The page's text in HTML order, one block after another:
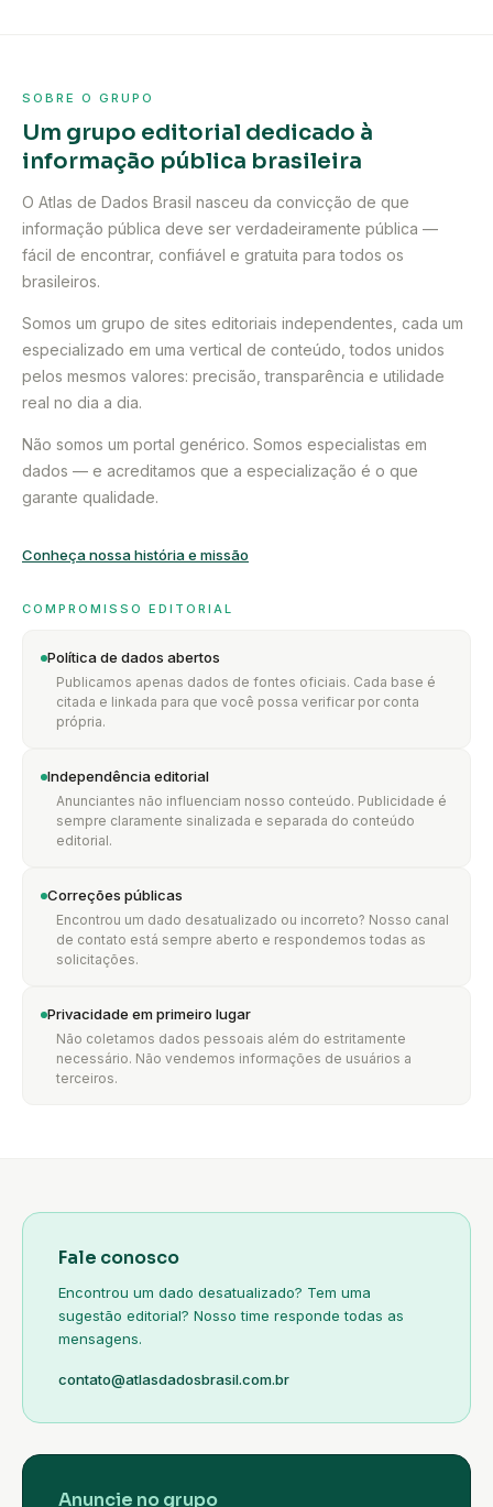
SOBRE O GRUPO
Um grupo editorial dedicado à
informação pública brasileira
O Atlas de Dados Brasil nasceu da convicção de que
informação pública deve ser verdadeiramente pública —
fácil de encontrar, confiável e gratuita para todos os
brasileiros.
Somos um grupo de sites editoriais independentes, cada um
especializado em uma vertical de conteúdo, todos unidos
pelos mesmos valores: precisão, transparência e utilidade
real no dia a dia.
Não somos um portal genérico. Somos especialistas em
dados — e acreditamos que a especialização é o que
garante qualidade.
Conheça nossa história e missão
COMPROMISSO EDITORIAL
Política de dados abertos
Publicamos apenas dados de fontes oficiais. Cada base é
citada e linkada para que você possa verificar por conta
própria.
Independência editorial
Anunciantes não influenciam nosso conteúdo. Publicidade é
sempre claramente sinalizada e separada do conteúdo
editorial.
Correções públicas
Encontrou um dado desatualizado ou incorreto? Nosso canal
de contato está sempre aberto e respondemos todas as
solicitações.
Privacidade em primeiro lugar
Não coletamos dados pessoais além do estritamente
necessário. Não vendemos informações de usuários a
terceiros.
Fale conosco
Encontrou um dado desatualizado? Tem uma
sugestão editorial? Nosso time responde todas as
mensagens.
contato@atlasdadosbrasil.com.br
Anuncie no grupo